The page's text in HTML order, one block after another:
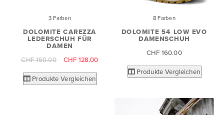
3 Farben
DOLOMITE CAREZZA
LEDERSCHUH FÜR
DAMEN
CHF 160.00
CHF 128.00
Produkte Vergleichen
8 Farben
DOLOMITE 54 LOW EVO
DAMENSCHUH
CHF 160.00
Produkte Vergleichen